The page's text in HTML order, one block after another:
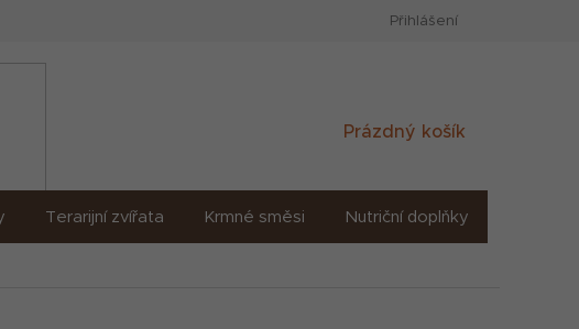
(AI) Přihlášení
Nákupní
Prázdný košík
Terarijní zvířata Krmné směsi Nutriční doplňky